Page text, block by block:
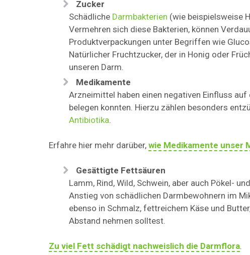
Zucker
Schädliche Darmbakterien (wie beispielsweise
Vermehren sich diese Bakterien, können
Produktverpackungen unter Begriffen wie
Natürlicher Fruchtzucker, der in Honig oder
unseren Darm.
Medikamente
Arzneimittel haben einen negativen Einfluss
belegen konnten. Hierzu zählen besonders
Antibiotika.
Erfahre hier mehr darüber, wie Medikamente unser
Gesättigte Fettsäuren
Lamm, Rind, Wild, Schwein, aber auch Pökel-
Anstieg von schädlichen Darmbewohnern im
ebenso in Schmalz, fettreichem Käse und
Abstand nehmen solltest.
Zu viel Fett schädigt nachweislich die Darmflora.